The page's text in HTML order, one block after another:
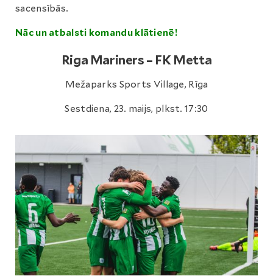
sacensībās.
Nāc un atbalsti komandu klātienē!
Riga Mariners – FK Metta
Mežaparks Sports Village, Rīga
Sestdiena, 23. maijs, plkst. 17:30